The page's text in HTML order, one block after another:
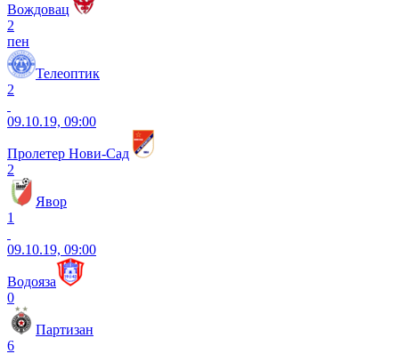
Вождовац
2
пен
Телеоптик
2
09.10.19, 09:00
Пролетер Нови-Сад
2
Явор
1
09.10.19, 09:00
Водояза
0
Партизан
6